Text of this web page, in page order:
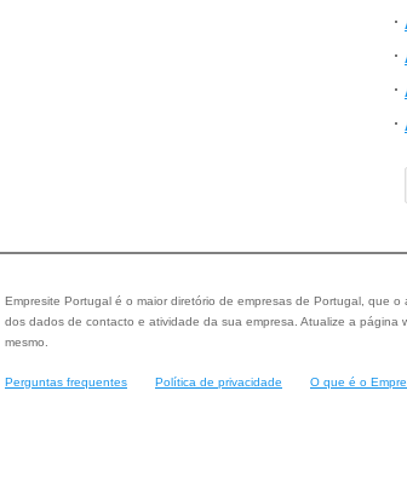
Empresite Portugal é o maior diretório de empresas de Portugal, que
dos dados de contacto e atividade da sua empresa. Atualize a página
mesmo.
Perguntas frequentes Política de privacidade O que é o